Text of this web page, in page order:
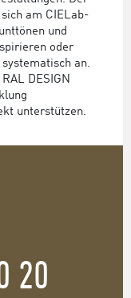
am CIELab-
und
oder
an.
DESIGN
unterstützen.
20